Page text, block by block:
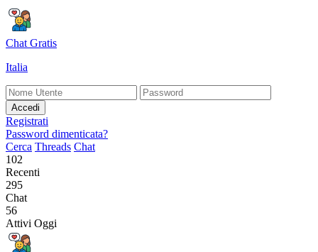
Chat Gratis
Italia
Accedi
Registrati
Password dimenticata?
Cerca Threads Chat
102
Recenti
295
Chat
56
Attivi Oggi